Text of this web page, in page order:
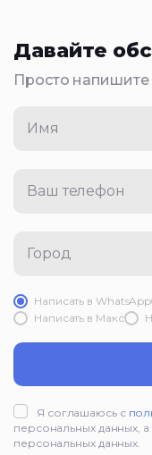
Давайте
Просто напишите
Имя
Ваш телефон
Город
Написать в WhatsApp
Написать в Mакс
Я соглашаюсь с
персональных данных, а
персональных данных.